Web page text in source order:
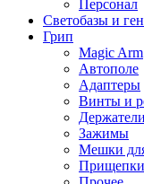
Персонал
Светобазы и
Грип
Magic Arm
Автополе
Адаптеры
Винты и
Держатели
Зажимы
Мешки
Прищепки